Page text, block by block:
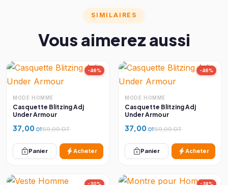
SIMILAIRES
Vous aimerez aussi
-46%
MODE HOMME
Casquette Blitzing Adj
Under Armour
37,00 DT69,00 DT
Panier Acheter
-46%
MODE HOMME
Casquette Blitzing Adj
Under Armour
37,00 DT69,00 DT
Panier Acheter
-30% -38%